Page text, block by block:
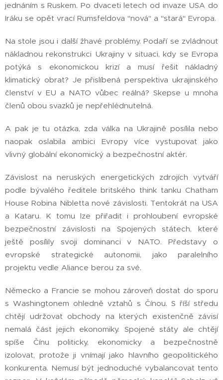
jednáním s Ruskem. Po dvaceti letech od invaze USA do
Iráku se opět vrací Rumsfeldova "nová" a "stará" Evropa.
Na stole jsou i další žhavé problémy. Podaří se zvládnout
nákladnou rekonstrukci Ukrajiny v situaci, kdy se Evropa
potýká s ekonomickou krizí a musí řešit nákladný
klimatický obrat? Je přislíbená perspektiva ukrajinského
členství v EU a NATO vůbec reálná? Skepse u mnoha
členů obou svazků je nepřehlédnutelná.
A pak je tu otázka, zda válka na Ukrajině posílila nebo
naopak oslabila ambici Evropy více vystupovat jako
vlivný globální ekonomický a bezpečnostní aktér.
Závislost na neruských energetických zdrojích vytváří
podle bývalého ředitele britského think tanku Chatham
House Robina Nibletta nové závislosti. Tentokrát na USA
a Kataru. K tomu lze přiřadit i prohloubení evropské
bezpečnostní závislosti na Spojených státech, které
ještě posílily svoji dominanci v NATO. Představy o
evropské strategické autonomii, jako paralelního
projektu vedle Aliance berou za své.
Německo a Francie se mohou zároveň dostat do sporu
s Washingtonem ohledně vztahů s Čínou. S říší středu
chtějí udržovat obchody na kterých existenčně závisí
nemalá část jejich ekonomiky. Spojené státy ale chtějí
spíše Čínu politicky, ekonomicky a bezpečnostně
izolovat, protože ji vnímají jako hlavního geopolitického
konkurenta. Nemusí být jednoduché vybalancovat tento